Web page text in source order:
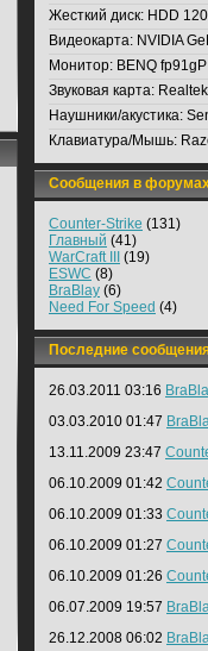
Жесткий диск: HDD
Видеокарта: NVIDIA
Монитор: BENQ
Звуковая карта:
Наушники/акустика:
Клавиатура/Мышь:
Сообщения в
Counter-Strike (131)
Главный (41)
WarCraft III
(19)
ESWC (8)
BraBlay (6)
Need For Speed (4)
Последние
26.03.2011 03:16
03.03.2010 01:47
13.11.2009 23:47
06.10.2009 01:42
06.10.2009 01:33
06.10.2009 01:27
06.10.2009 01:26
06.07.2009 19:57
26.12.2008 06:02